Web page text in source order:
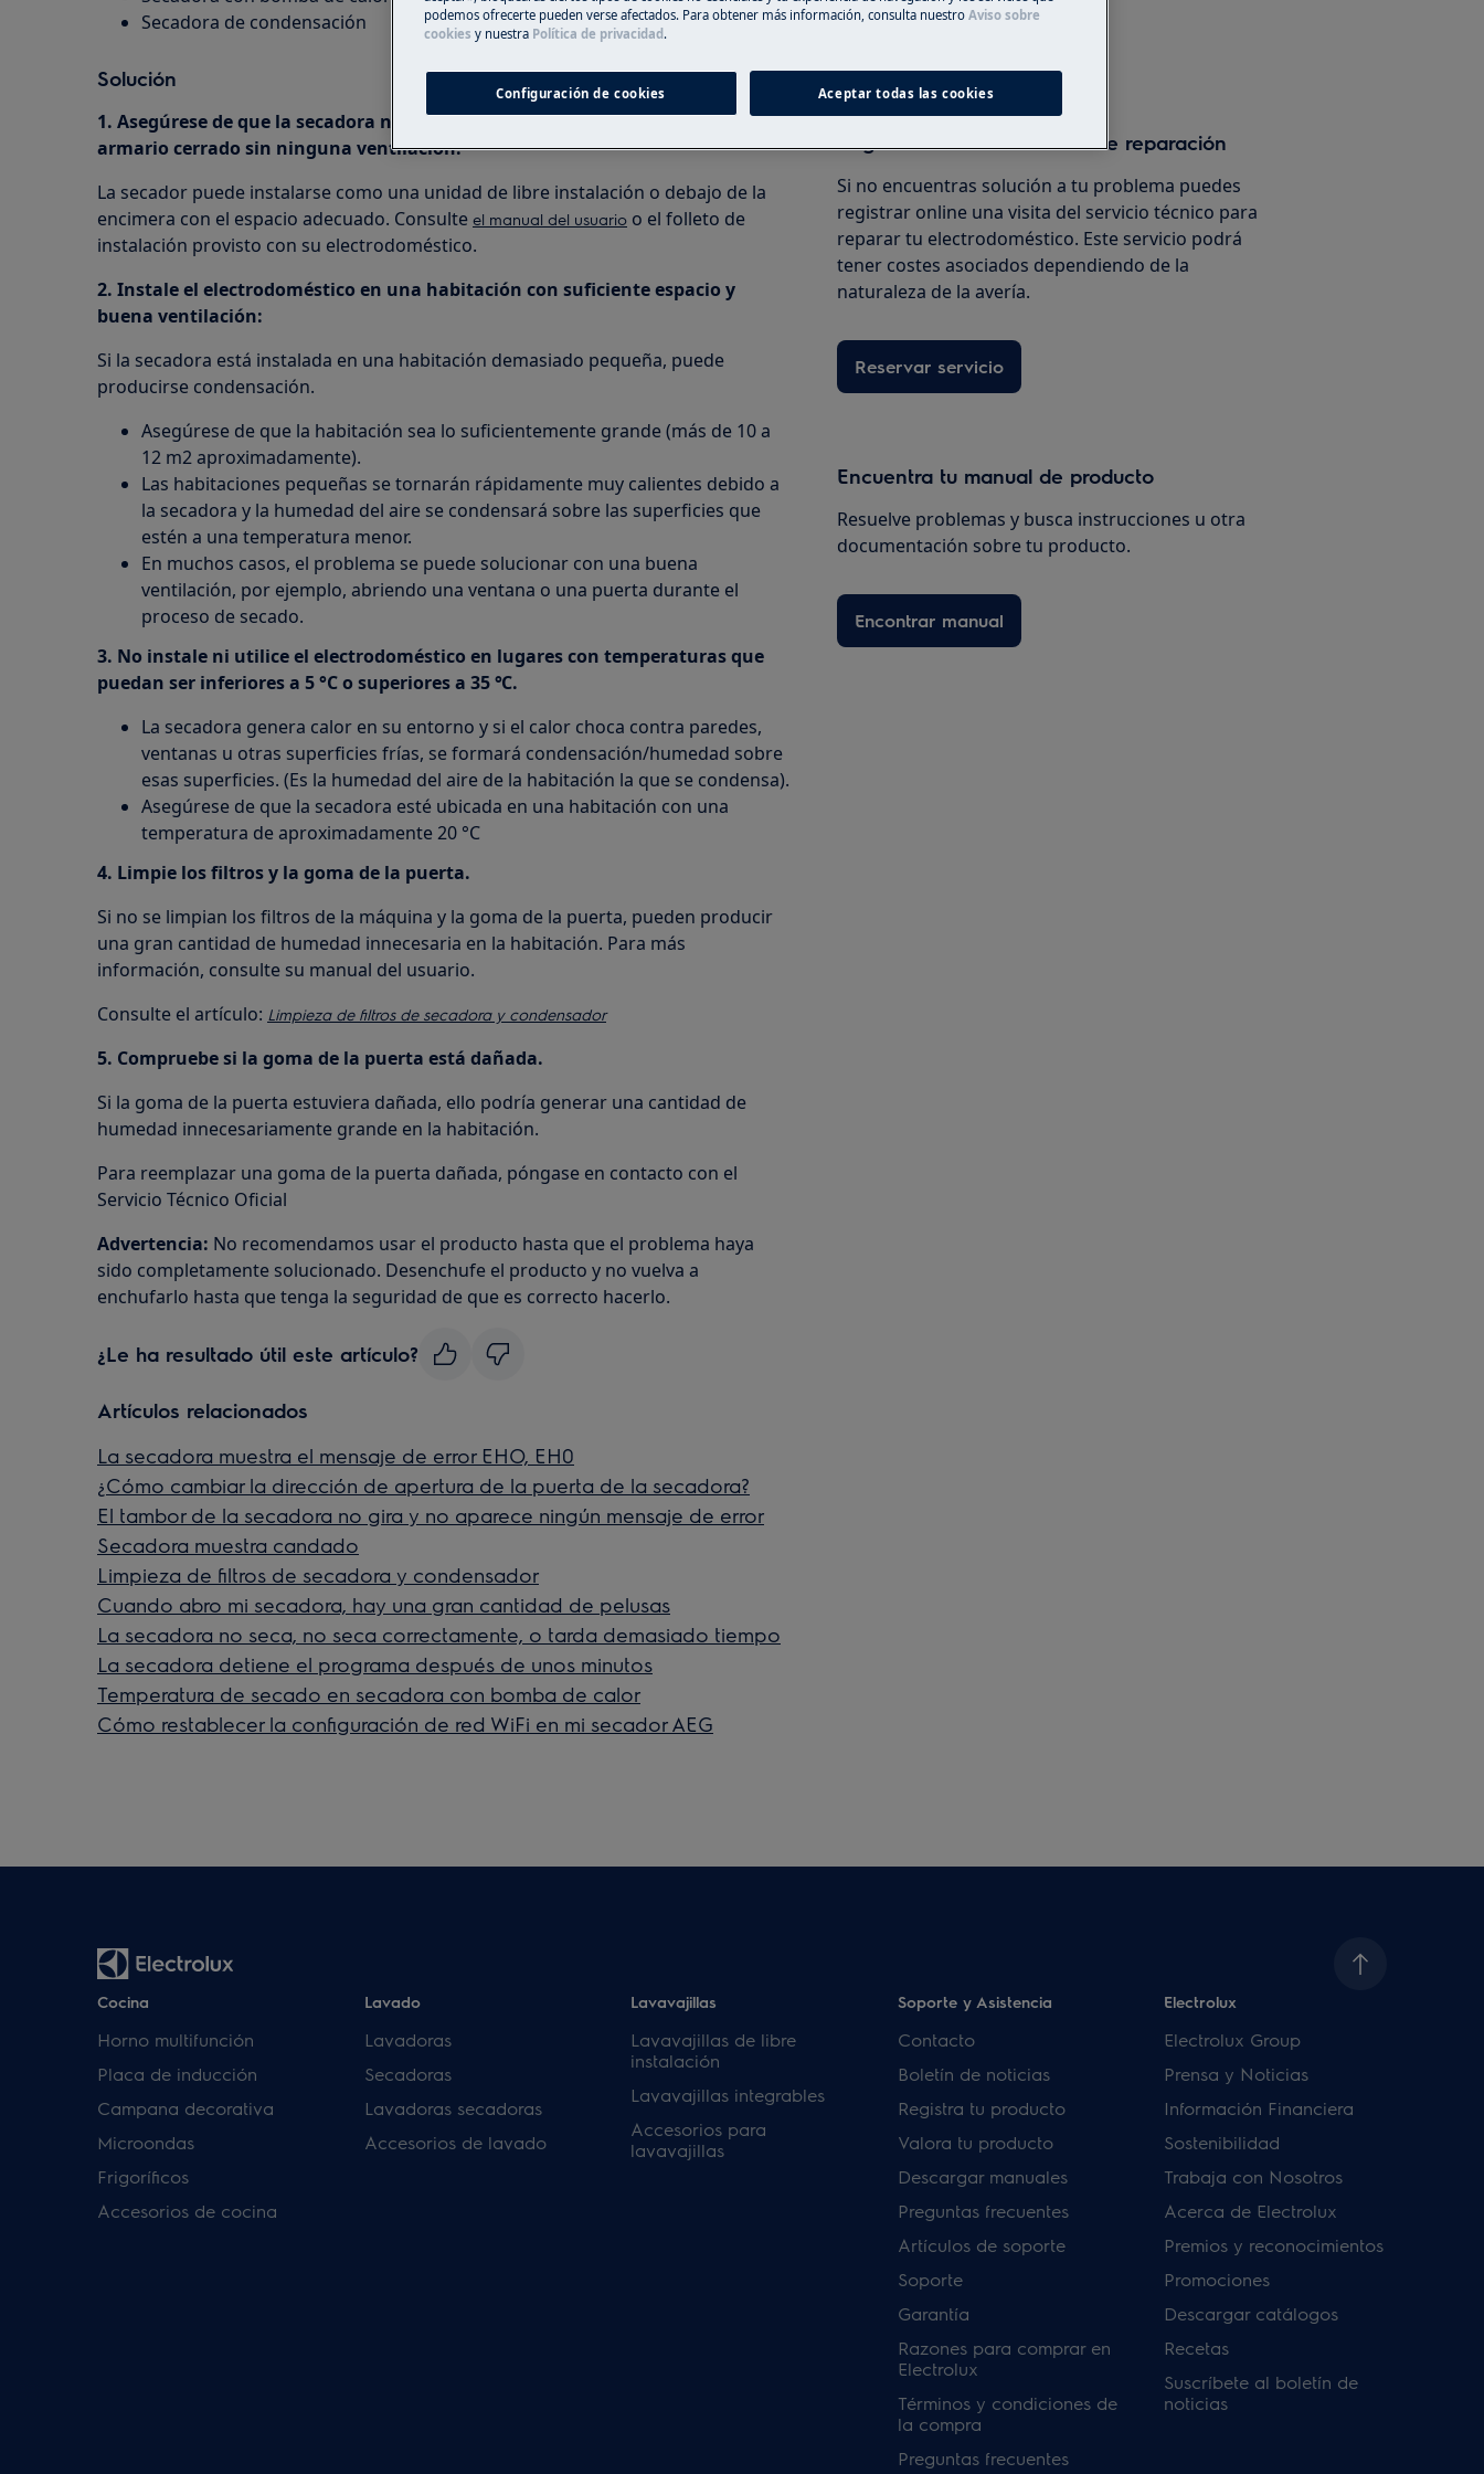
Secadora de condensación
Solución
1. Asegúrese de que la secadora no esté instalada dentro de, por ejemplo, un
armario cerrado sin ninguna ventilación.
La secador puede instalarse como una unidad de libre instalación o debajo de la
encimera con el espacio adecuado. Consulte el manual del usuario o el folleto de
instalación provisto con su electrodoméstico.
2. Instale el electrodoméstico en una habitación con suficiente espacio y
buena ventilación:
Si la secadora está instalada en una habitación demasiado pequeña, puede
producirse condensación.
Asegúrese de que la habitación sea lo suficientemente grande (más de 10 a
12 m2 aproximadamente).
Las habitaciones pequeñas se tornarán rápidamente muy calientes debido a
la secadora y la humedad del aire se condensará sobre las superficies que
estén a una temperatura menor.
En muchos casos, el problema se puede solucionar con una buena
ventilación, por ejemplo, abriendo una ventana o una puerta durante el
proceso de secado.
3. No instale ni utilice el electrodoméstico en lugares con temperaturas que
puedan ser inferiores a 5 °C o superiores a 35 ℃.
La secadora genera calor en su entorno y si el calor choca contra paredes,
ventanas u otras superficies frías, se formará condensación/humedad sobre
esas superficies. (Es la humedad del aire de la habitación la que se condensa).
Asegúrese de que la secadora esté ubicada en una habitación con una
temperatura de aproximadamente 20 °C
4. Limpie los filtros y la goma de la puerta.
Si no se limpian los filtros de la máquina y la goma de la puerta, pueden producir
una gran cantidad de humedad innecesaria en la habitación. Para más
información, consulte su manual del usuario.
Consulte el artículo: Limpieza de filtros de secadora y condensador
5. Compruebe si la goma de la puerta está dañada.
Si la goma de la puerta estuviera dañada, ello podría generar una cantidad de
humedad innecesariamente grande en la habitación.
Para reemplazar una goma de la puerta dañada, póngase en contacto con el
Servicio Técnico Oficial
Advertencia: No recomendamos usar el producto hasta que el problema haya
sido completamente solucionado. Desenchufe el producto y no vuelva a
enchufarlo hasta que tenga la seguridad de que es correcto hacerlo.
¿Le ha resultado útil este artículo?
Artículos relacionados
La secadora muestra el mensaje de error EHO, EH0
¿Cómo cambiar la dirección de apertura de la puerta de la secadora?
El tambor de la secadora no gira y no aparece ningún mensaje de error
Secadora muestra candado
Limpieza de filtros de secadora y condensador
Cuando abro mi secadora, hay una gran cantidad de pelusas
La secadora no seca, no seca correctamente, o tarda demasiado tiempo
La secadora detiene el programa después de unos minutos
Temperatura de secado en secadora con bomba de calor
Cómo restablecer la configuración de red WiFi en mi secador AEG
Registra online un servicio de reparación
Si no encuentras solución a tu problema puedes
registrar online una visita del servicio técnico para
reparar tu electrodoméstico. Este servicio podrá
tener costes asociados dependiendo de la
naturaleza de la avería.
Reservar servicio
Encuentra tu manual de producto
Resuelve problemas y busca instrucciones u otra
documentación sobre tu producto.
Encontrar manual
Cocina
Horno multifunción
Placa de inducción
Campana decorativa
Microondas
Frigoríficos
Accesorios de cocina
Lavado
Lavadoras
Secadoras
Lavadoras secadoras
Accesorios de lavado
Lavavajillas
Lavavajillas de libre
instalación
Lavavajillas integrables
Accesorios para
lavavajillas
Soporte y Asistencia
Contacto
Boletín de noticias
Registra tu producto
Valora tu producto
Descargar manuales
Preguntas frecuentes
Artículos de soporte
Soporte
Garantía
Razones para comprar en
Electrolux
Términos y condiciones de
la compra
Preguntas frecuentes
Electrolux
Electrolux Group
Prensa y Noticias
Información Financiera
Sostenibilidad
Trabaja con Nosotros
Acerca de Electrolux
Premios y reconocimientos
Promociones
Descargar catálogos
Recetas
Suscríbete al boletín de
noticias
podemos ofrecerte pueden verse afectados. Para obtener más información, consulta nuestro Aviso sobre
cookies y nuestra Política de privacidad .
Configuración de cookies Aceptar todas las cookies